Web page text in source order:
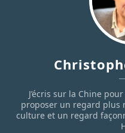
J’écris sur la Chine
proposer un regard plus
culture et un regard